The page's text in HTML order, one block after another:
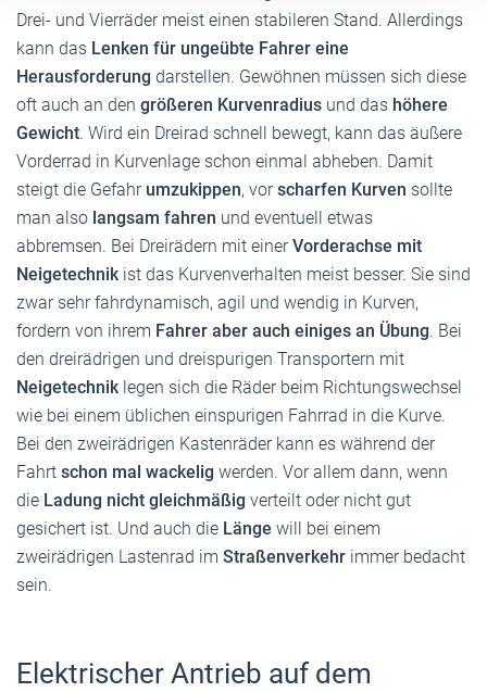
Drei- und Vierräder meist einen stabileren Stand. Allerdings
kann das Lenken für ungeübte Fahrer eine
Herausforderung darstellen. Gewöhnen müssen sich diese
oft auch an den größeren Kurvenradius und das höhere
Gewicht. Wird ein Dreirad schnell bewegt, kann das äußere
Vorderrad in Kurvenlage schon einmal abheben. Damit
steigt die Gefahr umzukippen, vorscharfen Kurven sollte
man also langsam fahren und eventuell etwas
abbremsen. Bei Dreirädern mit einerVorderachse mit
Neigetechnikist das Kurvenverhalten meist besser. Sie sind
zwar sehr fahrdynamisch, agil und wendig in Kurven,
fordern von ihrem Fahrer aber auch einiges an Übung. Bei
den dreirädrigen und dreispurigen Transportern mit
Neigetechniklegen sich die Räder beim Richtungswechsel
wie bei einem üblichen einspurigen Fahrrad in die Kurve.
Bei den zweirädrigen Kastenräder kann es während der
Fahrt schon mal wackelig werden. Vor allem dann, wenn
die Ladung nicht gleichmäßig verteilt oder nicht gut
gesichert ist. Und auch die Länge will bei einem
zweirädrigen Lastenrad im Straßenverkehr immer bedacht
sein.
Elektrischer Antrieb auf dem